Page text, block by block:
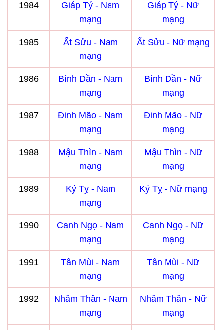
1984
Giáp Tý - Nam
mạng
Giáp Tý - Nữ
mạng
1985
Ất Sửu - Nam
mạng
Ất Sửu - Nữ mạng
1986
Bính Dần - Nam
mạng
Bính Dần - Nữ
mạng
1987
Đinh Mão - Nam
mạng
Đinh Mão - Nữ
mạng
1988
Mậu Thìn - Nam
mạng
Mậu Thìn - Nữ
mạng
1989
Kỷ Tỵ - Nam
mạng
Kỷ Tỵ - Nữ mạng
1990
Canh Ngọ - Nam
mạng
Canh Ngọ - Nữ
mạng
1991
Tân Mùi - Nam
mạng
Tân Mùi - Nữ
mạng
1992
Nhâm Thân - Nam
mạng
Nhâm Thân - Nữ
mạng